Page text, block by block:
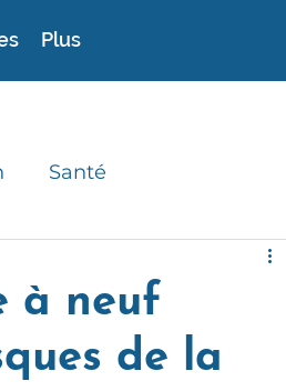
Plus
Santé
à neuf
de la